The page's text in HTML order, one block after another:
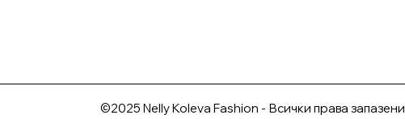
©2025 Nelly Koleva Fashion - Всички права запазени